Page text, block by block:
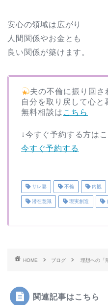
安心の領域は広がり
人間関係やお金とも
良い関係が築けます。
夫の不倫に振り回さ
自分を取り戻して心と
無料相談は こちら
↓今すぐ予約する方は
今すぐ予約する
サレ妻 不倫 内観
潜在意識 現実創造
HOME ブログ 理想への「
関連記事はこちら